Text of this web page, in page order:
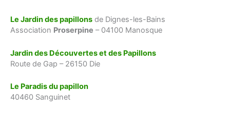
Le Jardin des papillons de Dignes-les-Bains
Association Proserpine – 04100 Manosque
Jardin des Découvertes et des Papillons
Route de Gap – 26150 Die
Le Paradis du papillon
40460 Sanguinet